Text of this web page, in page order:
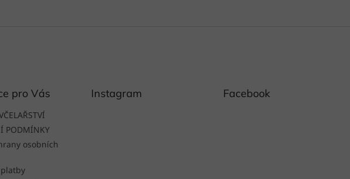
pro Vás
PODMÍNKY
osobních
Instagram Facebook